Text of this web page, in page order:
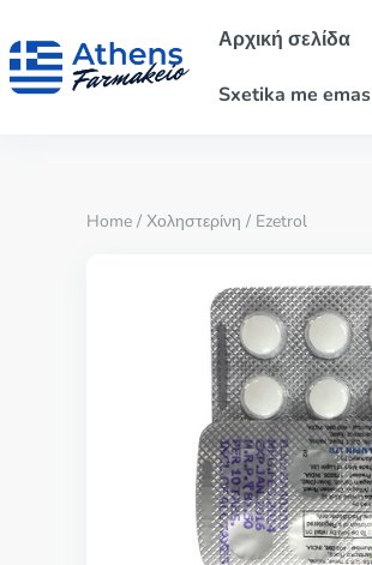
Αρχική σελίδα
Sxetika me emas
Home / Χοληστερίνη / Ezetrol